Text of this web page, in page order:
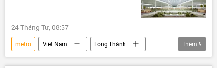
24 Tháng Tư, 08:57
metro Việt Nam
Long Thành
Sân bay Long Thành
giao thông
Thêm 9